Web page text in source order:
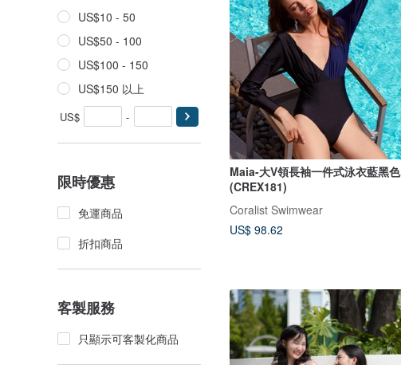
US$10 - 50
US$50 - 100
US$100 - 150
US$150 以上
US$ -
限時優惠
免運商品
折扣商品
客製服務
只顯示可客製化商品
Maia-大V領長袖一件式泳衣藍黑色
(CREX181)
Coralist Swimwear
US$ 98.62